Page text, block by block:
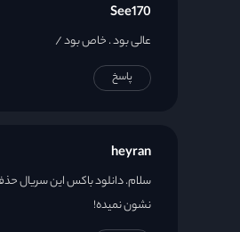
See170
عالی بود . خاص بود /
پاسخ
heyran
سلام. دانلود باکس این سریال
نشون نمیده!